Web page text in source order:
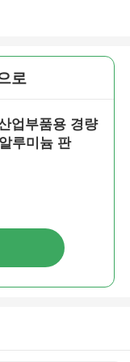
로
업부품용 경량
루미늄 판